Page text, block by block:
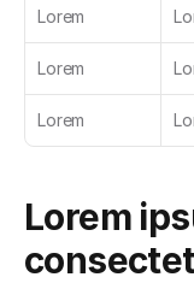
Lorem
Lorem
Lorem
Lorem